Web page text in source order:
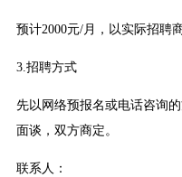
预计2000元/月，以实际招聘
3.招聘方式
先以网络预报名或电话咨询
面谈，双方商定。
联系人：